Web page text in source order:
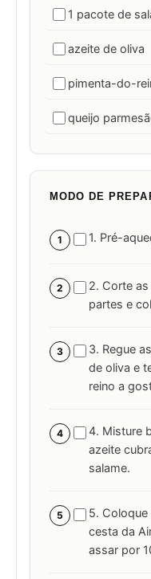
1 pacote de
azeite de oliva
pimenta-do-
queijo
MODO DE
1 1. Pré-
2
2. Corte
partes e
3
3. Regue
de oliva e
reino a
4
4. Misture
azeite
salame.
5
5.
cesta da
assar por